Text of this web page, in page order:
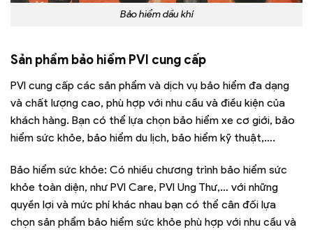
Bảo hiểm dầu khí
Sản phẩm bảo hiểm PVI cung cấp
PVI cung cấp các sản phẩm và dịch vụ bảo hiểm đa dạng
và chất lượng cao, phù hợp với nhu cầu và điều kiện của
khách hàng. Bạn có thể lựa chọn bảo hiểm xe cơ giới, bảo
hiểm sức khỏe, bảo hiểm du lịch, bảo hiểm kỹ thuật,….
Bảo hiểm sức khỏe: Có nhiều chương trình bảo hiểm sức
khỏe toàn diện, như PVI Care, PVI Ung Thư,… với những
quyền lợi và mức phí khác nhau bạn có thể cân đối lựa
chọn sản phẩm bảo hiểm sức khỏe phù hợp với nhu cầu và